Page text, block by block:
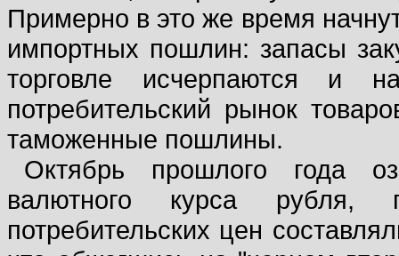
Примерно в это же время
импортных пошлин: запасы
торговле исчерпаются и
потребительский рынок
таможенные пошлины.
Октябрь прошлого года
валютного курса рубля,
потребительских цен